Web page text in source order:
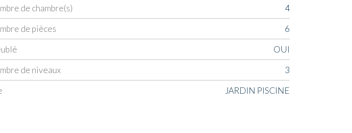
de chambre(s)
4
de pièces
6
OUI
de niveaux
3
JARDIN PISCINE